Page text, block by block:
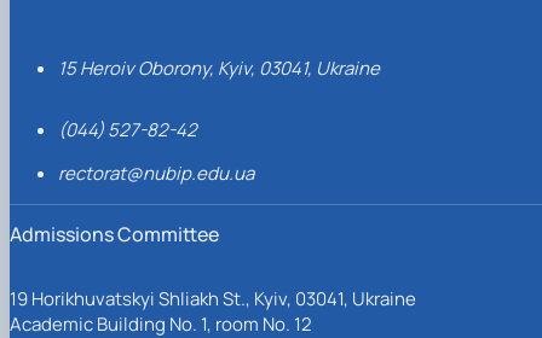
15 Heroiv Oborony, Kyiv, 03041, Ukraine
(044) 527-82-42
rectorat@nubip.edu.ua
Admissions Committee
19 Horikhuvatskyi Shliakh St., Kyiv, 03041, Ukraine
Academic Building No. 1, room No. 12